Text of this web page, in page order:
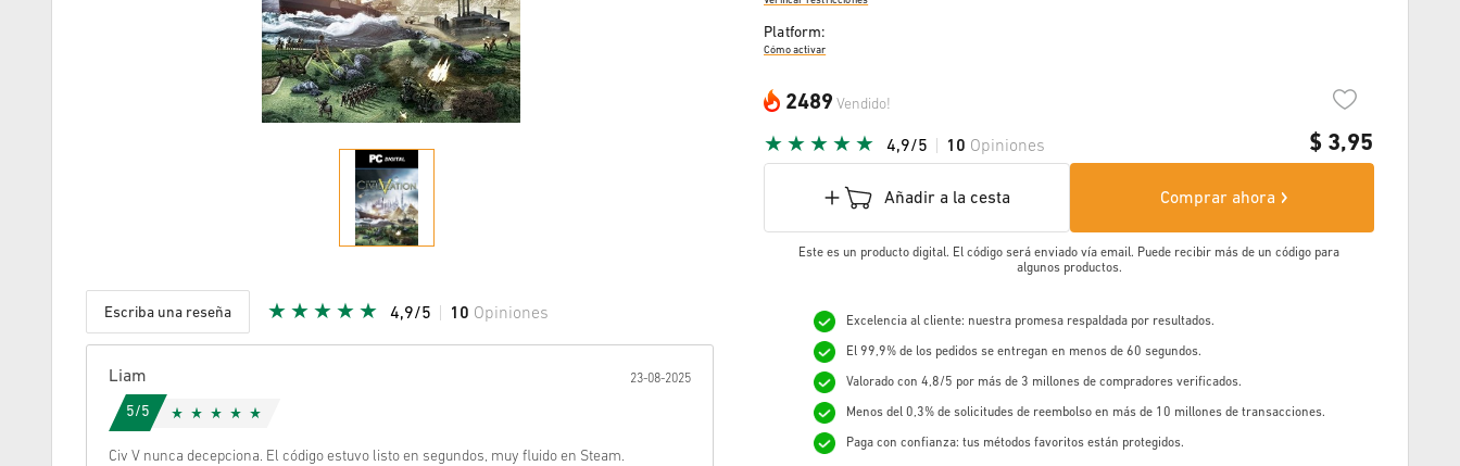
Escriba una reseña 4,9/5 10 Opiniones
Liam 23-08-2025
5/5
Civ V nunca decepciona. El código estuvo listo en segundos, muy fluido en Steam.
Platform:
Cómo activar
2489 Vendido!
$ 3,95
4,9/5 10 Opiniones
Añadir a la cesta Comprar ahora
Este es un producto digital. El código será enviado vía email. Puede recibir más de un código para
algunos productos.
Excelencia al cliente: nuestra promesa respaldada por resultados.
El 99,9% de los pedidos se entregan en menos de 60 segundos.
Valorado con 4,8/5 por más de 3 millones de compradores verificados.
Menos del 0,3% de solicitudes de reembolso en más de 10 millones de transacciones.
Paga con confianza: tus métodos favoritos están protegidos.